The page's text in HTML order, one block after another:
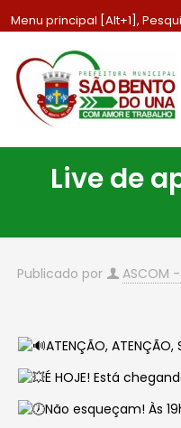
Menu principal [Alt+1],
Live de
Publicado por ASCOM -
ATENÇÃO, ATENÇÃO,
É HOJE! Está
Não esqueçam! Às